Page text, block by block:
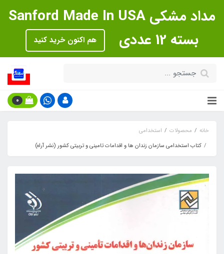
مداد مشکی Sanford Made In USA
بسته 12 عددی
هم اکنون خرید کنید
0
خانه محصولات
استخدامی
کتاب استخدامی سازمان زندان ها و اقدامات تامینی و تربیتی کشور (نشر آراه)